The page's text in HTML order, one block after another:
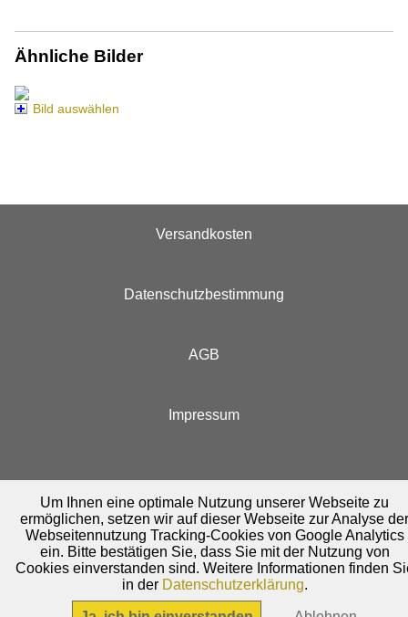
Ähnliche Bilder
Bild auswählen
Versandkosten
Datenschutzbestimmung
AGB
Impressum
Um Ihnen eine optimale Nutzung unserer Webseite zu
ermöglichen, setzen wir auf dieser Webseite zur Analyse
Webseitennutzung Tracking-Cookies von Google Analytics
ein. Bitte bestätigen Sie, dass Sie mit der Nutzung von
Cookies einverstanden sind. Weitere Informationen finden
in der Datenschutzerklärung.